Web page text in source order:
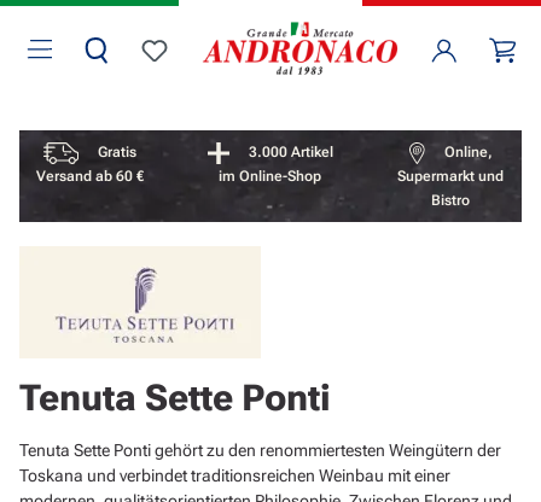
Zum Hauptinhalt springen
Du hast 0 Produkte auf dem Merkzettel
Vorteile überspringen
Gratis
Versand ab 60 €
3.000 Artikel
im Online-Shop
Online,
Supermarkt und
Bistro
Tenuta Sette Ponti
Tenuta Sette Ponti gehört zu den renommiertesten Weingütern der
Toskana und verbindet traditionsreichen Weinbau mit einer